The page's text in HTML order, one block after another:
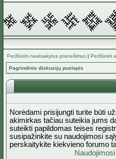
Peržiūrėti neatsakytus pranešimus | Peržiūrėti
Pagrindinis diskusijų puslapis
Norėdami prisijungti turite būti
akimirkas tačiau suteikia jums
suteikti papildomas teises
susipažinkite su naudojimosi
perskaitykite kiekvieno forumo